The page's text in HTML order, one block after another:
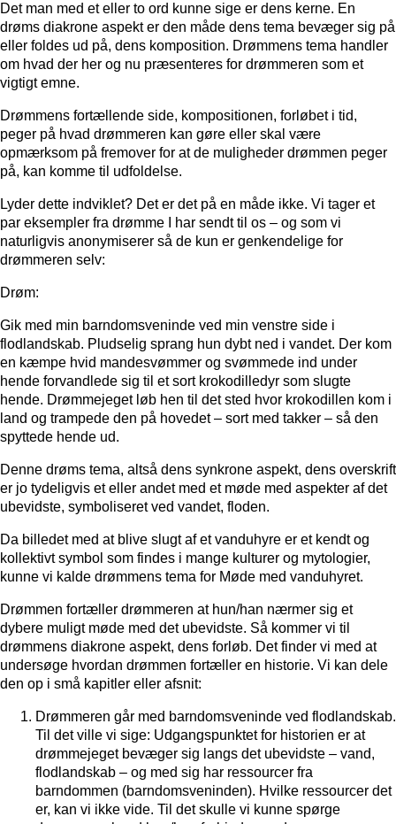
Det man med et eller to ord kunne sige er dens kerne. En
drøms diakrone aspekt er den måde dens tema bevæger sig på
eller foldes ud på, dens komposition. Drømmens tema handler
om hvad der her og nu præsenteres for drømmeren som et
vigtigt emne.
Drømmens fortællende side, kompositionen, forløbet i tid,
peger på hvad drømmeren kan gøre eller skal være
opmærksom på fremover for at de muligheder drømmen peger
på, kan komme til udfoldelse.
Lyder dette indviklet? Det er det på en måde ikke. Vi tager et
par eksempler fra drømme I har sendt til os – og som vi
naturligvis anonymiserer så de kun er genkendelige for
drømmeren selv:
Drøm:
Gik med min barndomsveninde ved min venstre side i
flodlandskab. Pludselig sprang hun dybt ned i vandet. Der kom
en kæmpe hvid mandesvømmer og svømmede ind under
hende forvandlede sig til et sort krokodilledyr som slugte
hende. Drømmejeget løb hen til det sted hvor krokodillen kom i
land og trampede den på hovedet – sort med takker – så den
spyttede hende ud.
Denne drøms tema, altså dens synkrone aspekt, dens overskrift
er jo tydeligvis et eller andet med et møde med aspekter af det
ubevidste, symboliseret ved vandet, floden.
Da billedet med at blive slugt af et vanduhyre er et kendt og
kollektivt symbol som findes i mange kulturer og mytologier,
kunne vi kalde drømmens tema for Møde med vanduhyret.
Drømmen fortæller drømmeren at hun/han nærmer sig et
dybere muligt møde med det ubevidste. Så kommer vi til
drømmens diakrone aspekt, dens forløb. Det finder vi med at
undersøge hvordan drømmen fortæller en historie. Vi kan dele
den op i små kapitler eller afsnit:
Drømmeren går med barndomsveninde ved flodlandskab.
Til det ville vi sige: Udgangspunktet for historien er at
drømmejeget bevæger sig langs det ubevidste – vand,
flodlandskab – og med sig har ressourcer fra
barndommen (barndomsveninden). Hvilke ressourcer det
er, kan vi ikke vide. Til det skulle vi kunne spørge